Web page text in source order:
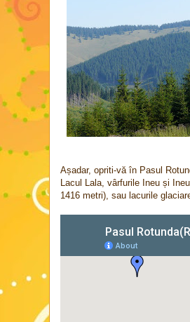
Așadar, opriti-vă în Pasul
Lacul Lala, vârfurile Ineu și
1416 metri), sau lacurile